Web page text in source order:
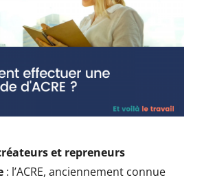
et repreneurs
: l’ACRE, anciennement connue